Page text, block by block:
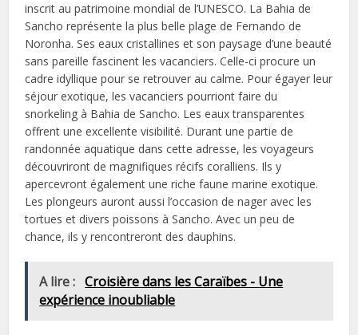
inscrit au patrimoine mondial de l’UNESCO. La Bahia de
Sancho représente la plus belle plage de Fernando de
Noronha. Ses eaux cristallines et son paysage d’une beauté
sans pareille fascinent les vacanciers. Celle-ci procure un
cadre idyllique pour se retrouver au calme. Pour égayer leur
séjour exotique, les vacanciers pourriont faire du
snorkeling à Bahia de Sancho. Les eaux transparentes
offrent une excellente visibilité. Durant une partie de
randonnée aquatique dans cette adresse, les voyageurs
découvriront de magnifiques récifs coralliens. Ils y
apercevront également une riche faune marine exotique.
Les plongeurs auront aussi l’occasion de nager avec les
tortues et divers poissons à Sancho. Avec un peu de
chance, ils y rencontreront des dauphins.
A lire : Croisière dans les Caraïbes - Une
expérience inoubliable